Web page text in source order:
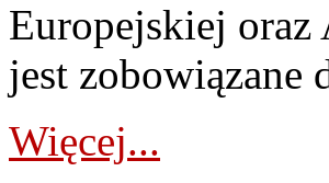
Europejskiej oraz
jest zobowiązane
Więcej...